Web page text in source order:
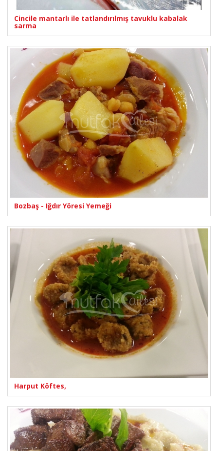
Cincile mantarlı ile tatlandırılmış tavuklu kabalak
sarma
Bozbaş - Iğdır Yöresi Yemeği
Harput Köftes,